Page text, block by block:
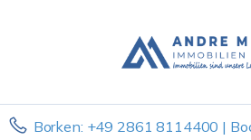
Borken: +49 2861 8114400 |